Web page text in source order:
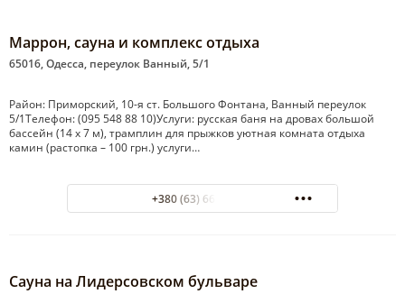
Маррон, сауна и комплекс отдыха
65016, Одесса, переулок Ванный, 5/1
Район: Приморский, 10-я ст. Большого Фонтана, Ванный переулок
5/1Телефон: (095 548 88 10)Услуги: русская баня на дровах большой
бассейн (14 х 7 м), трамплин для прыжков уютная комната отдыха
камин (растопка – 100 грн.) услуги…
+380 (63) 668-17-18
Сауна на Лидерсовском бульваре